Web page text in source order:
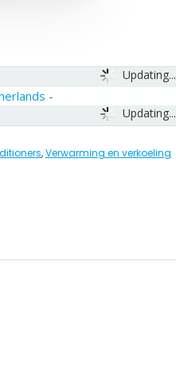
Updating...
Updating...
-
,Verwarming en verkoeling